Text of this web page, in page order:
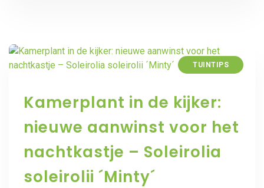
TUINTIPS
Kamerplant in de kijker:
nieuwe aanwinst voor het
nachtkastje – Soleirolia
soleirolii ´Minty´